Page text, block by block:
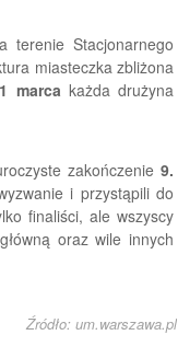
terenie Stacjonarnego
miasteczka zbliżona
marca każda drużyna
zakończenie 9.
i przystąpili do
finaliści, ale wszyscy
oraz wile innych
Źródło: um.warszawa.pl